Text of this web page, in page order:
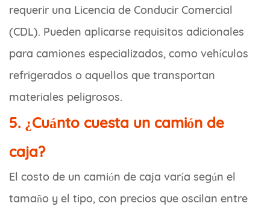
requerir una Licencia de Conducir Comercial
(CDL). Pueden aplicarse requisitos adicionales
para camiones especializados, como vehículos
refrigerados o aquellos que transportan
materiales peligrosos.
5. ¿Cuánto cuesta un camión de
caja?
El costo de un camión de caja varía según el
tamaño y el tipo, con precios que oscilan entre